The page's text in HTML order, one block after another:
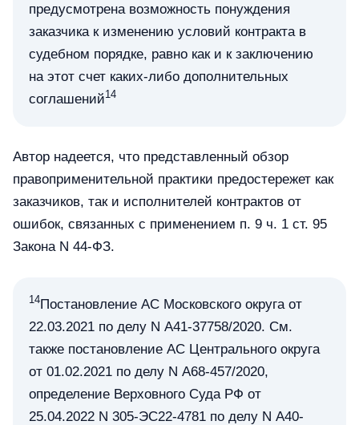
предусмотрена возможность понуждения
заказчика к изменению условий контракта в
судебном порядке, равно как и к заключению
на этот счет каких-либо дополнительных
соглашений14
Автор надеется, что представленный обзор
правоприменительной практики предостережет как
заказчиков, так и исполнителей контрактов от
ошибок, связанных с применением п. 9 ч. 1 ст. 95
Закона N 44-ФЗ.
14Постановление АС Московского округа от
22.03.2021 по делу N А41-37758/2020. См.
также постановление АС Центрального округа
от 01.02.2021 по делу N А68-457/2020,
определение Верховного Суда РФ от
25.04.2022 N 305-ЭС22-4781 по делу N А40-